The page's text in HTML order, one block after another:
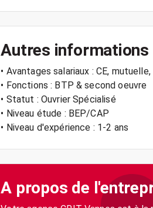
Autres informations
• Avantages salariaux : CE, mutuelle,
• Fonctions : BTP & second oeuvre
• Statut : Ouvrier Spécialisé
• Niveau étude : BEP/CAP
• Niveau d'expérience : 1-2 ans
A propos de